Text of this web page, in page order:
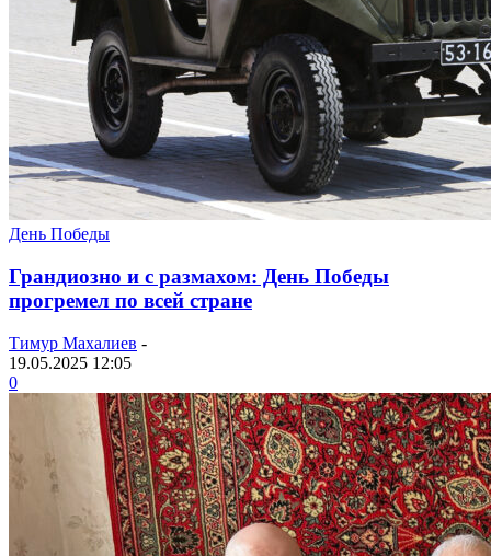
День Победы
Грандиозно и с размахом: День Победы
прогремел по всей стране
Тимур Махалиев -
19.05.2025 12:05
0